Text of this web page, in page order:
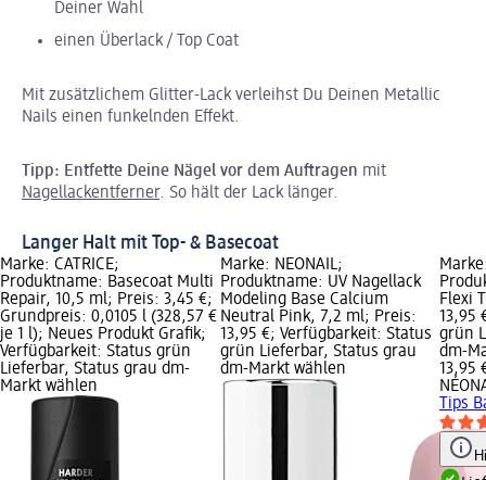
Deiner Wahl
einen Überlack / Top Coat
Mit zusätzlichem Glitter-Lack verleihst Du Deinen Metallic
Nails einen funkelnden Effekt.
Tipp: Entfette Deine Nägel vor dem Auftragen mit
Nagellackentferner. So hält der Lack länger.
Langer Halt mit Top- & Basecoat
Marke: CATRICE;
Produktname: Basecoat Multi
Repair, 10,5 ml; Preis: 3,45 €;
Grundpreis: 0,0105 l (328,57 €
je 1 l); Neues Produkt Grafik;
Verfügbarkeit: Status grün
Lieferbar, Status grau dm-
Markt wählen
Marke: NÉONAIL;
Produktname: UV Nagellack
Modeling Base Calcium
Neutral Pink, 7,2 ml; Preis:
13,95 €; Verfügbarkeit: Status
grün Lieferbar, Status grau
dm-Markt wählen
Flexi
13,95
grün
dm-
13,95
Tips